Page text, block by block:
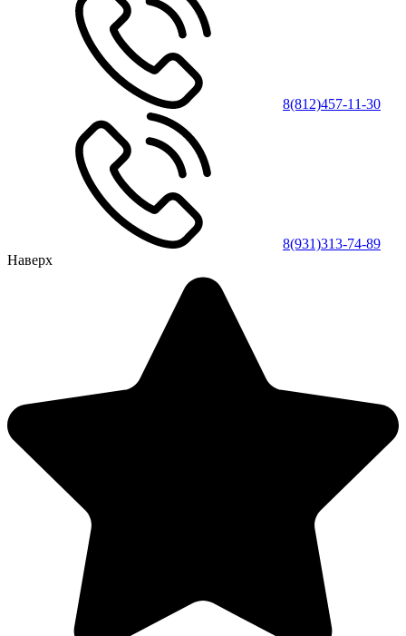
8(812)457-11-30
8(931)313-74-89
Наверх